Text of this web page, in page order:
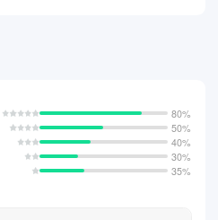
80%
50%
40%
30%
35%